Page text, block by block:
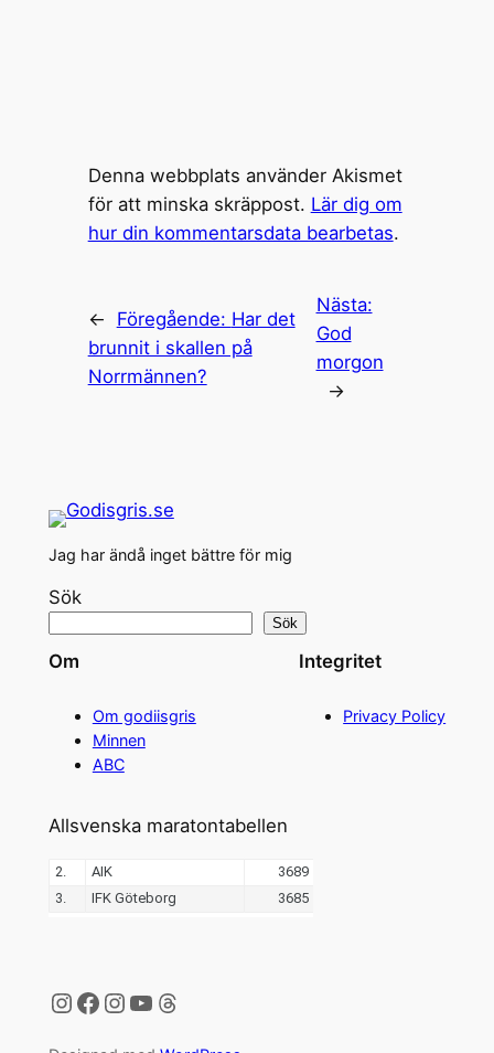
Denna webbplats använder Akismet
för att minska skräppost. Lär dig om
hur din kommentarsdata bearbetas.
← Föregående: Har det
brunnit i skallen på
Norrmännen?
Nästa:
God
morgon
→
Jag har ändå inget bättre för mig
Sök
Sök
Om
Om godiisgris
Minnen
ABC
Integritet
Privacy Policy
Allsvenska maratontabellen
Instagram
Facebook
Instagram
YouTube
Threads